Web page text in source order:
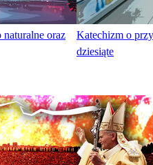
oraz
Katechizm o
dziesiąte